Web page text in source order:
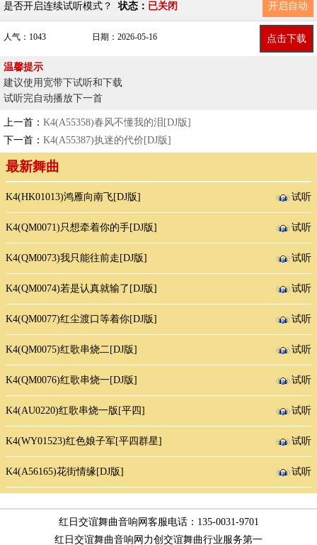
开启自动
是否开启连续试听模式？ 状态： 已关闭
人气：1043 日期：2026-05-16 点击下载
温馨提示
建议使用宽带下试听和下载
试听完自动播放下一首
上一首： K4(A55358)春风不懂我的泪[DJ版]
下一首： K4(A55387)执迷的代价[DJ版]
最新舞曲
试听
K4(HK01013)鸿雁向南飞[DJ版]
试听
K4(QM0071)只想牵着你的手[DJ版]
试听
K4(QM0073)我只能往前走[DJ版]
试听
K4(QM0074)若是认真就输了[DJ版]
试听
K4(QM0077)红尘渡口等着你[DJ版]
试听
K4(QM0075)红歌串烧二[DJ版]
试听
K4(QM0076)红歌串烧一[DJ版]
试听
K4(AU0220)红歌串烧一版[平四]
试听
K4(WY01523)红色娘子军[平四群星]
试听
K4(A56165)花街情缘[DJ版]
红日交谊舞曲音响网客服电话：135-0031-9701
红日交谊舞曲音响网力创交谊舞曲行业服务第一